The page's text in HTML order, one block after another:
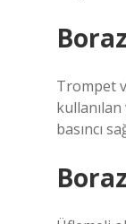
Trompet
basıncı